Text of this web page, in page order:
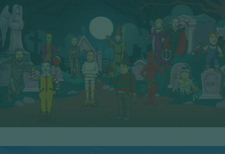
9° Serie - PoP Filters
SCOPRI I PERSONAGGI